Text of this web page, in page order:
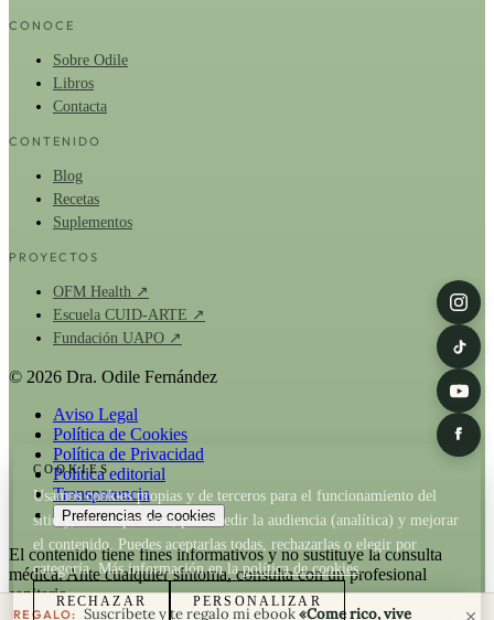
CONOCE
Sobre Odile
Libros
Contacta
CONTENIDO
Blog
Recetas
Suplementos
PROYECTOS
OFM Health ↗
Escuela CUID-ARTE ↗
Fundación UAPO ↗
© 2026 Dra. Odile Fernández
Aviso Legal
Política de Cookies
Política de Privacidad
Política editorial
Transparencia
Preferencias de cookies
El contenido tiene fines informativos y no sustituye la consulta
médica. Ante cualquier síntoma, consulta con un profesional
sanitario.
COOKIES
Usamos cookies propias y de terceros para el funcionamiento del
sitio y, con tu permiso, para medir la audiencia (analítica) y mejorar
el contenido. Puedes aceptarlas todas, rechazarlas o elegir por
categoría. Más información en lapolítica de cookies.
RECHAZAR
PERSONALIZAR
REGALO: Suscríbete y te regalo mi ebook«Come rico, vive